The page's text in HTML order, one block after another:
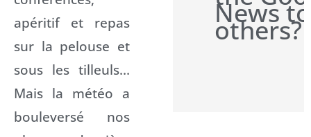
apéritif et repas
sur la pelouse et
sous les tilleuls…
Mais la météo a
bouleversé nos
News to
others?